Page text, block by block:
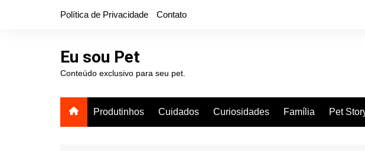
Política de Privacidade Contato
Eu sou Pet
Conteúdo exclusivo para seu pet.
Produtinhos Cuidados Curiosidades Família Pet